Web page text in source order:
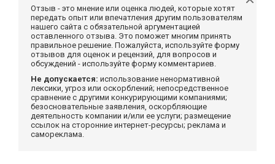
Отзыв - это мнение или оценка людей, которые хотят
передать опыт или впечатления другим пользователям
нашего сайта с обязательной аргументацией
оставленного отзыва. Это поможет многим принять
правильное решение. Пожалуйста, используйте форму
отзывов для оценок и рецензий, для вопросов и
обсуждений - используйте форму комментариев.
Не допускается: использование ненормативной
лексики, угроз или оскорблений; непосредственное
сравнение с другими конкурирующими компаниями;
безосновательные заявления, оскорбляющие
деятельность компании и/или ее услуги; размещение
ссылок на сторонние интернет-ресурсы; реклама и
самореклама.